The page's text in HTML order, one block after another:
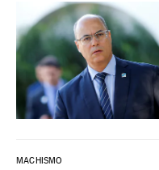
MACHISMO